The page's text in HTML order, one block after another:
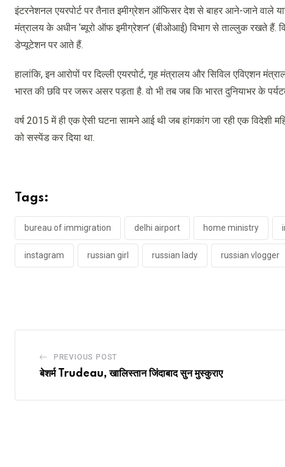
इंटरनेशनल एयरपोर्ट पर तैनात इमीग्रेशन ऑफिसर देश से बाहर आने-जाने वाले
मंत्रालय के अधीन ‘ब्यूरो ऑफ इमीग्रेशन’ (बीओआई) विभाग से ताल्लुक रखते हैं.
डेप्यूटेशन पर आते हैं.
हालांकि, इन आरोपों पर दिल्ली एयरपोर्ट, गृह मंत्रालय और सिविल एविएशन
भारत की छवि पर जरूर असर पड़ता है. वो भी तब जब कि भारत दुनियाभर के
वर्ष 2015 में ही एक ऐसी घटना सामने आई थी जब हांगकांग जा रही एक विदेशी
को सस्पेंड कर दिया था.
Tags:
bureau of immigration delhi airport home ministry
instagram russian girl russian lady russian vlogger
PREVIOUS POST
बेशर्म Trudeau, खालिस्तान जिंदाबाद सुन मुस्कुराए